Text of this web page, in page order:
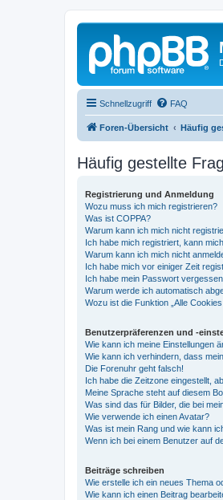
Schnellzugriff FAQ
Foren-Übersicht Häufig
Häufig gestellte
Registrierung und Anmeldung
Wozu muss ich mich registrieren?
Was ist COPPA?
Warum kann ich mich nicht
Ich habe mich registriert, kann
Warum kann ich mich nicht
Ich habe mich vor einiger Zeit
Ich habe mein Passwort
Warum werde ich automatisch
Wozu ist die Funktion „Alle
Benutzerpräferenzen und -
Wie kann ich meine Einstellungen
Wie kann ich verhindern, dass
Die Forenuhr geht falsch!
Ich habe die Zeitzone eingestellt,
Meine Sprache steht auf diesem
Was sind das für Bilder, die bei
Wie verwende ich einen Avatar?
Was ist mein Rang und wie kann
Wenn ich bei einem Benutzer auf
Beiträge schreiben
Wie erstelle ich ein neues Thema
Wie kann ich einen Beitrag